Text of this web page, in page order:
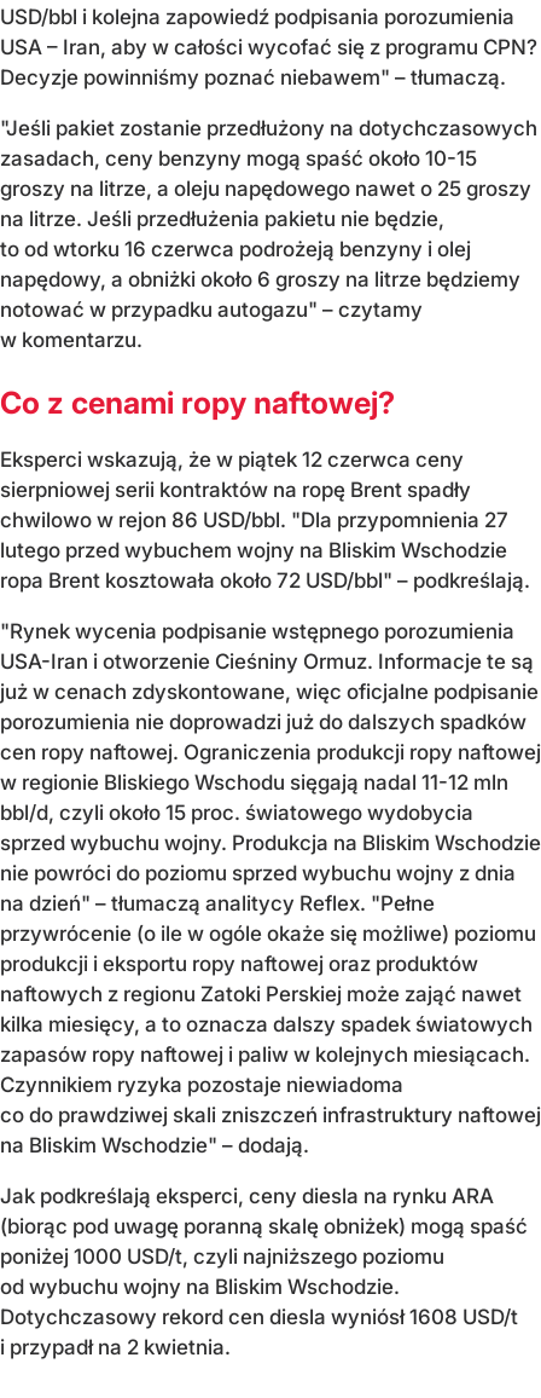
USD/bbl i kolejna zapowiedź podpisania porozumienia
USA – Iran, aby w całości wycofać się z programu CPN?
Decyzje powinniśmy poznać niebawem" – tłumaczą.
"Jeśli pakiet zostanie przedłużony na dotychczasowych
zasadach, ceny benzyny mogą spaść około 10-15
groszy na litrze, a oleju napędowego nawet o 25 groszy
na litrze. Jeśli przedłużenia pakietu nie będzie,
to od wtorku 16 czerwca podrożeją benzyny i olej
napędowy, a obniżki około 6 groszy na litrze będziemy
notować w przypadku autogazu" – czytamy
w komentarzu.
Co z cenami ropy naftowej?
Eksperci wskazują, że w piątek 12 czerwca ceny
sierpniowej serii kontraktów na ropę Brent spadły
chwilowo w rejon 86 USD/bbl. "Dla przypomnienia 27
lutego przed wybuchem wojny na Bliskim Wschodzie
ropa Brent kosztowała około 72 USD/bbl" – podkreślają.
"Rynek wycenia podpisanie wstępnego porozumienia
USA-Iran i otworzenie Cieśniny Ormuz. Informacje te są
już w cenach zdyskontowane, więc oficjalne podpisanie
porozumienia nie doprowadzi już do dalszych spadków
cen ropy naftowej. Ograniczenia produkcji ropy naftowej
w regionie Bliskiego Wschodu sięgają nadal 11-12 mln
bbl/d, czyli około 15 proc. światowego wydobycia
sprzed wybuchu wojny. Produkcja na Bliskim Wschodzie
nie powróci do poziomu sprzed wybuchu wojny z dnia
na dzień" – tłumaczą analitycy Reflex. "Pełne
przywrócenie (o ile w ogóle okaże się możliwe) poziomu
produkcji i eksportu ropy naftowej oraz produktów
naftowych z regionu Zatoki Perskiej może zająć nawet
kilka miesięcy, a to oznacza dalszy spadek światowych
zapasów ropy naftowej i paliw w kolejnych miesiącach.
Czynnikiem ryzyka pozostaje niewiadoma
co do prawdziwej skali zniszczeń infrastruktury naftowej
na Bliskim Wschodzie" – dodają.
Jak podkreślają eksperci, ceny diesla na rynku ARA
(biorąc pod uwagę poranną skalę obniżek) mogą spaść
poniżej 1000 USD/t, czyli najniższego poziomu
od wybuchu wojny na Bliskim Wschodzie.
Dotychczasowy rekord cen diesla wyniósł 1608 USD/t
i przypadł na 2 kwietnia.